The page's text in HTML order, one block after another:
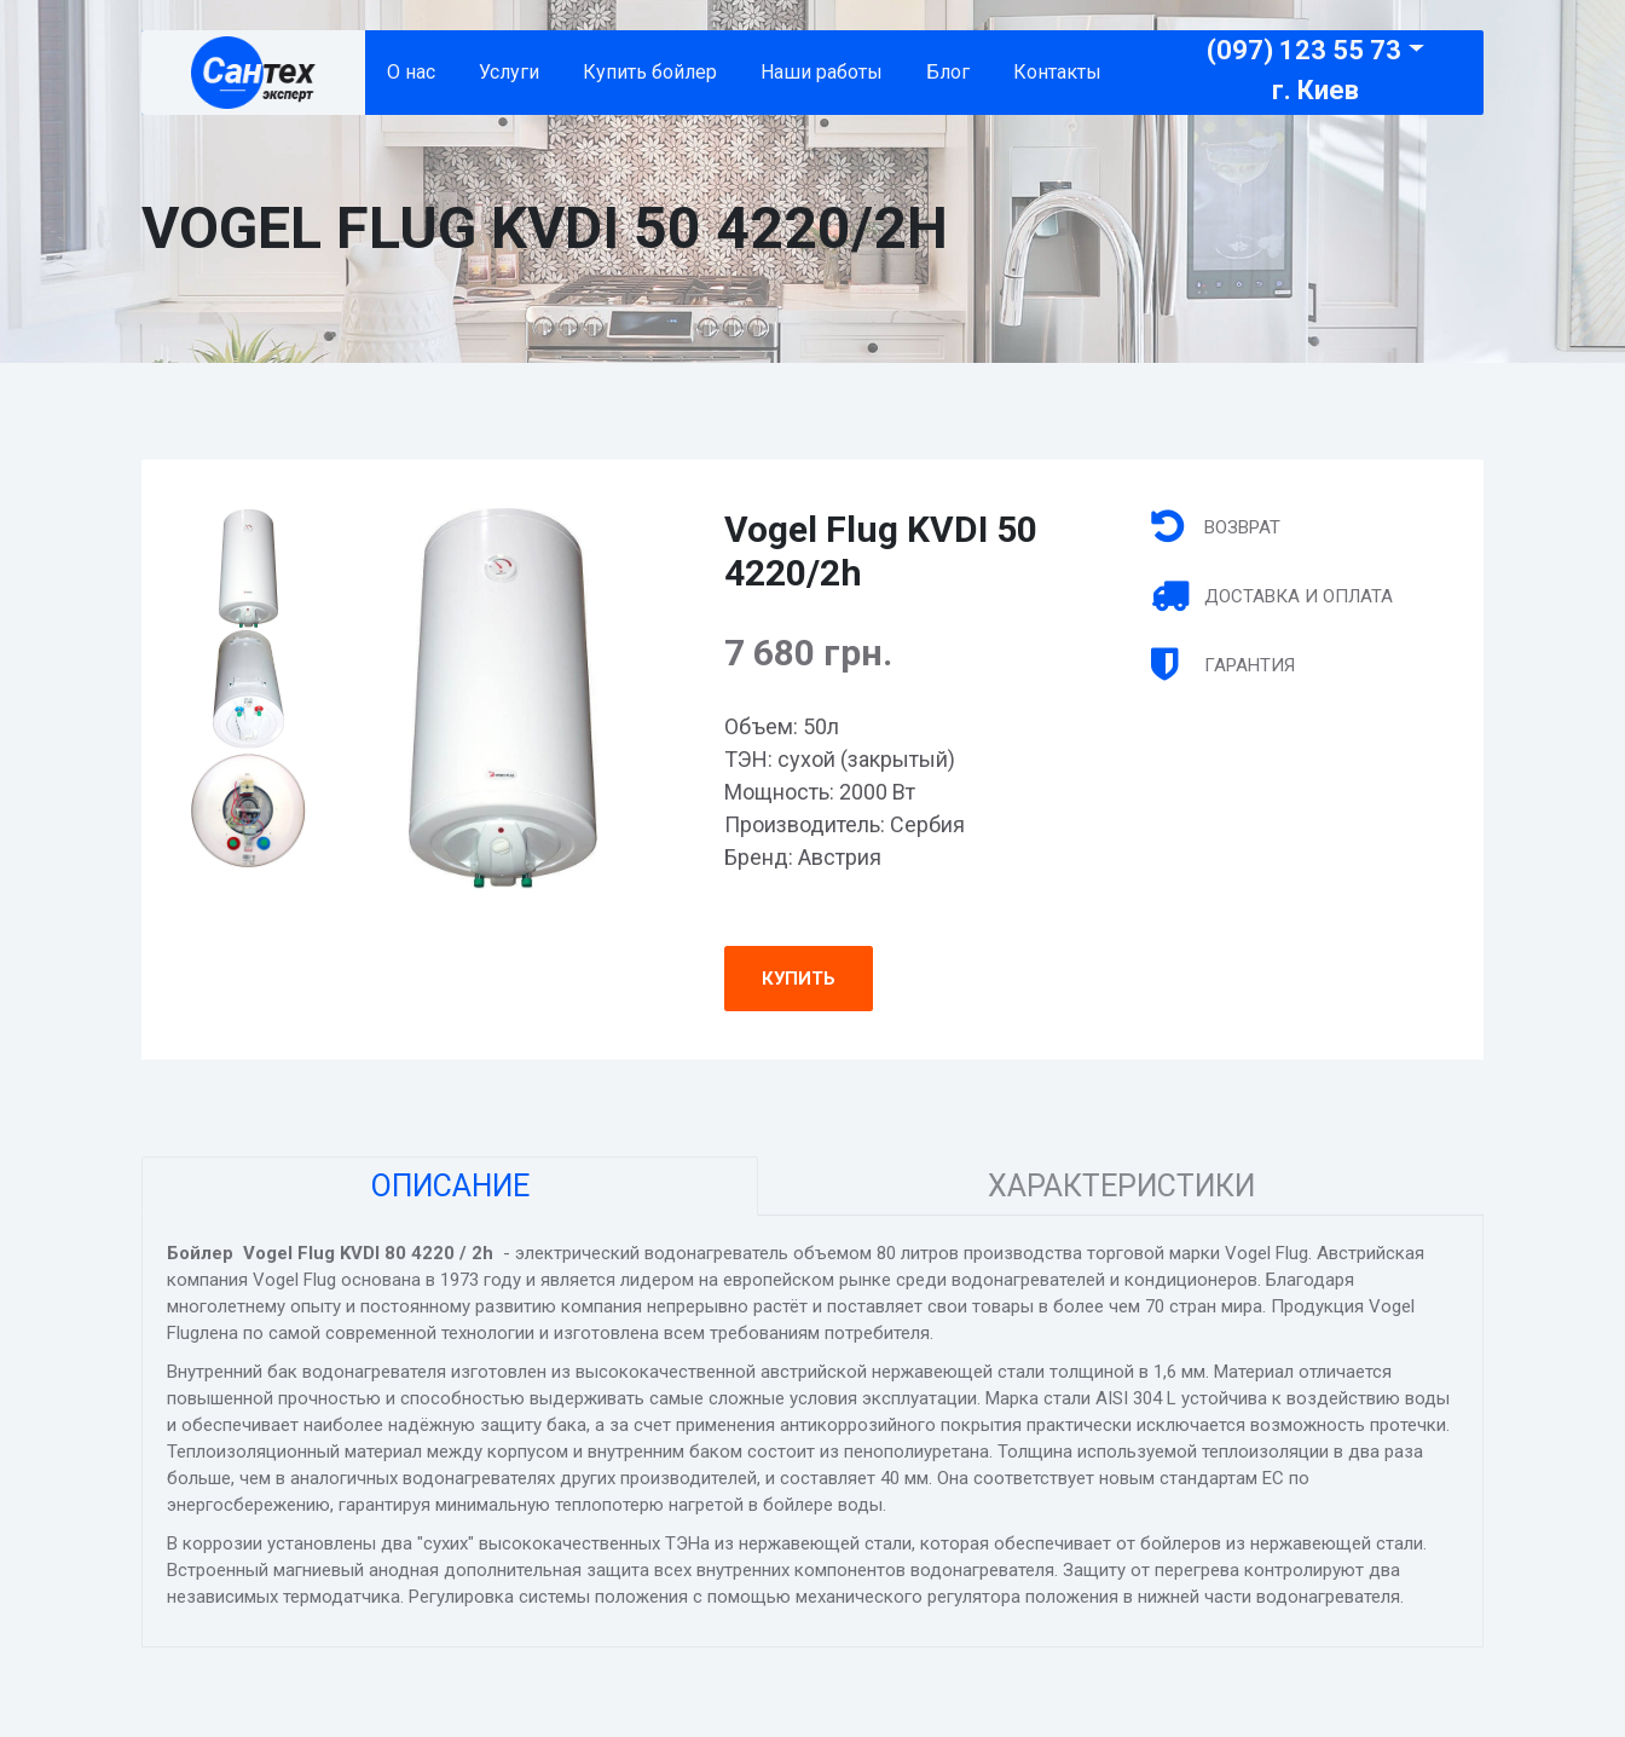
О нас Услуги Купить бойлер Наши работы Блог Контакты
(097) 123 55 73
г. Киев
VOGEL FLUG KVDI 50 4220/2H
Vogel Flug KVDI 50
4220/2h
7 680 грн.
Объем: 50л
ТЭН: сухой (закрытый)
Мощность: 2000 Вт
Производитель: Сербия
Бренд: Австрия
КУПИТЬ
ВОЗВРАТ
ДОСТАВКА И ОПЛАТА
ГАРАНТИЯ
ОПИСАНИЕ ХАРАКТЕРИСТИКИ
Бойлер Vogel Flug KVDI 80 4220 / 2h - электрический водонагреватель объемом 80 литров производства торговой марки Vogel Flug. Австрийская
компания Vogel Flug основана в 1973 году и является лидером на европейском рынке среди водонагревателей и кондиционеров. Благодаря
многолетнему опыту и постоянному развитию компания непрерывно растёт и поставляет свои товары в более чем 70 стран мира. Продукция Vogel
Flugлена по самой современной технологии и изготовлена ​​всем требованиям потребителя.
Внутренний бак водонагревателя изготовлен из высококачественной австрийской нержавеющей стали толщиной в 1,6 мм. Материал отличается
повышенной прочностью и способностью выдерживать самые сложные условия эксплуатации. Марка стали AISI 304 L устойчива к воздействию воды
и обеспечивает наиболее надёжную защиту бака, а за счет применения антикоррозийного покрытия практически исключается возможность протечки.
Теплоизоляционный материал между корпусом и внутренним баком состоит из пенополиуретана. Толщина используемой теплоизоляции в два раза
больше, чем в аналогичных водонагревателях других производителей, и составляет 40 мм. Она соответствует новым стандартам ЕС по
энергосбережению, гарантируя минимальную теплопотерю нагретой в бойлере воды.
В коррозии установлены два "сухих" высококачественных ТЭНа из нержавеющей стали, которая обеспечивает от бойлеров из нержавеющей стали.
Встроенный магниевый анодная дополнительная защита всех внутренних компонентов водонагревателя. Защиту от перегрева контролируют два
независимых термодатчика. Регулировка системы положения с помощью механического регулятора положения в нижней части водонагревателя.